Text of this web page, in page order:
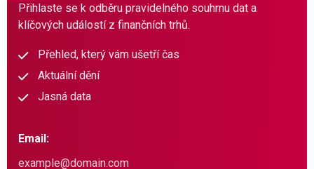
Přihlaste se k odběru pravidelného souhrnu dat a
klíčových událostí z finančních trhů.
Přehled, který vám ušetří čas
Aktuální dění
Jasná data
Email: